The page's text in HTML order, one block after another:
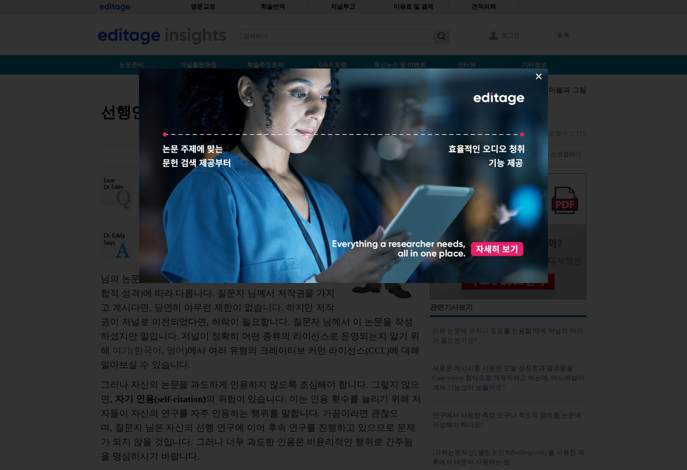
홈 영문교정 학술번역 저널투고 이용료 및 결제 견적의뢰
로그인 등록
논문준비 저널출판과정 학술주요토픽 Q&A 포럼 최신뉴스 및 이벤트 인터뷰 기타정보
테이블과 그림
선행연구에서 사용한 figure 및 data를 사용가능한가요?
Anonymous |2020년6월3일
덧글 남기기 해당 기사 스크랩하기
제가 수행한 선행연구에서 사용한 figure 및 data를
후속연구에서 사용가능한지요? 가능하다면 figure
에 대한 인용표시 방법 궁금합니다.
, 가능합니다. 그러나 이는 논문의
저작권
(copyright)
을 저널이 가지고 있느냐, 질문자 님이
가지고 있는가에 달려 있습니다. 따라서, 질문자
님의 논문이 게재된 저널의 유형(오픈 액세스, 유료 저널, 혼
합적 성격)에 따라 다릅니다. 질문자 님께서 저작권을 가지
고 계시다면, 당연히 아무런 제한이 없습니다. 하지만 저작
권이 저널로 이전되었다면, 허락이 필요합니다. 질문자 님께서 이 논문을 작성
하셨지만 말입니다. 저널이 정확히 어떤 종류의 라이선스로 운영되는지 알기 위
해 여기(한국어 , 영어 )에서 여러 유형의 크레이티브 커먼 라이선스(CCL)에 대해
알아보실 수 있습니다.
그러나 자신의 논문을 과도하게 인용하지 않도록 조심해야 합니다. 그렇지 않으
면, 자기 인용(self-citation)의 위험이 있습니다. 이는 인용 횟수를 늘리기 위해 저
자들이 자신의 연구를 자주 인용하는 행위를 말합니다. 가끔이라면 괜찮으
며, 질문자 님은 자신의 선행 연구에 이어 후속 연구를 진행하고 있으므로 문제
가 되지 않을 것입니다. 그러나 너무 과도한 인용은 비윤리적인 행위로 간주됨
을 명심하시기 바랍니다.
관련기사보기
리뷰 논문에 수치나 도표를 인용할 때에 저널의 허가
가 필요한가요?
새로운 레시피를 사용한 모발 성장효과 결과물을
Case report 형식으로 게재하려고 하는데, 어느저널이
게재 가능성이 높을까요?
연구에서 사용한 측정 도구나 척도의 정의를 논문에
작성해야 하나요?
[과학논문작성] 불릿포인트(bulletpoint) 를 사용한 목
록에서 대문자 사용하는 법
×